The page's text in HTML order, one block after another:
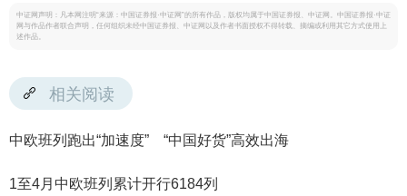
中证网声明：凡本网注明“来源：中国证券报·中证网”的所有作品，版权均属于中国证券报、中证网。中国证券报·中证
网与作品作者联合声明，任何组织未经中国证券报、中证网以及作者书面授权不得转载、摘编或利用其它方式使用上
述作品。
相关阅读
中欧班列跑出“加速度” “中国好货”高效出海
1至4月中欧班列累计开行6184列